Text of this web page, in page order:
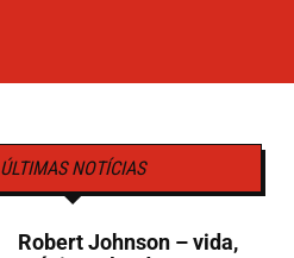
ÚLTIMAS NOTÍCIAS
Robert Johnson – vida,